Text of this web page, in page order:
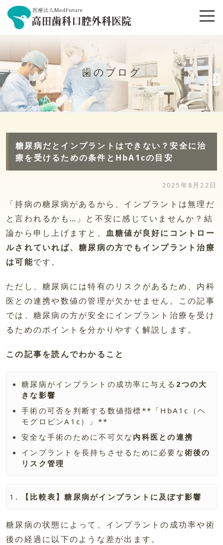
歯のブログ
糖尿病だとインプラントはできない？安全に治
療を受けるための条件とHbA1cの目安
2025年8月22日
「持病の糖尿病があるから、インプラントは無理だ
と言われるかも…」と不安に感じていませんか？結
論から申し上げますと、 血糖値が良好にコントロー
ルされていれば、糖尿病の方でもインプラント治療
は可能です。
ただし、糖尿病には特有のリスクがあるため、内科
医との連携や数値の管理が欠かせません。この記事
では、糖尿病の方が安全にインプラント治療を受け
るためのポイントを分かりやすく解説します。
この記事を読んでわかること
糖尿病がインプラントの成功率に与える 2つの大
きな影響
手術の可否を判断する数値指標**「HbA1c（ヘ
モグロビンA1c）」**
安全な手術のために不可欠な 内科医との連携
インプラントを長持ちさせるために必要な術後の
リスク管理
【比較表】糖尿病がインプラントに及ぼす影響
糖尿病の状態によって、インプラントの成功率や術
後の経過に以下のような差が出ます。